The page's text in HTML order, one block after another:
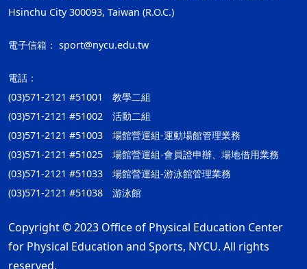
Hsinchu City 300093, Taiwan (R.O.C.)
電子信箱： sport@nycu.edu.tw
電話：
(03)571-2121 #51001 教學二組
(03)571-2121 #51002 活動二組
(03)571-2121 #51003 場館營運組-運動場館管理業務
(03)571-2121 #51025 場館營運組-會員證申辦、場地借用業務
(03)571-2121 #51033 場館營運組-游泳館管理業務
(03)571-2121 #51038 游泳館
Copyright © 2023 Office of Physical Education Center
for Physical Education and Sports, NYCU. All rights
reserved.